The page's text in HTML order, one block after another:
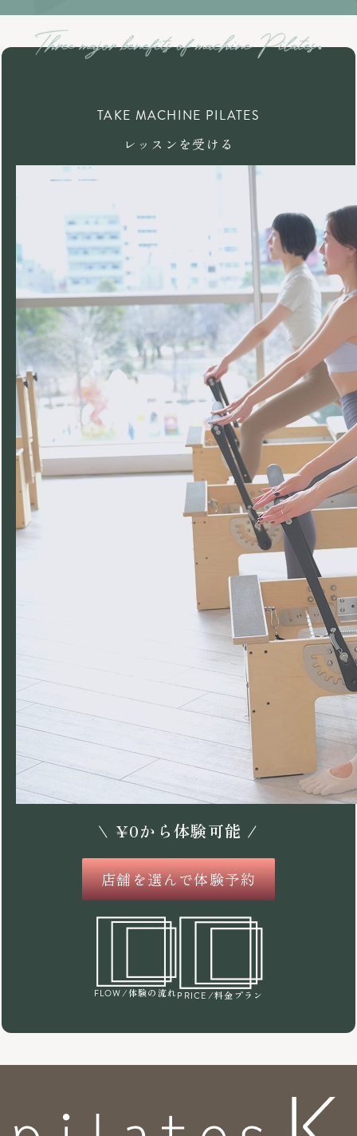
TAKE MACHINE PILATES
レッスンを受ける
\ ¥0から体験可能 /
店舗を選んで体験予約
FLOW /体験の流れPRICE /料金プラン